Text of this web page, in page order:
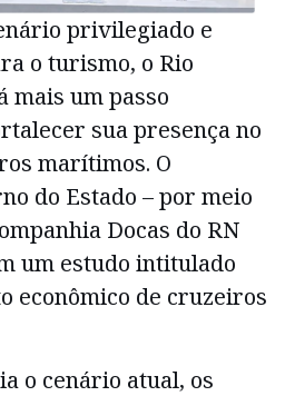
privilegiado e
o turismo, o Rio
mais um passo
sua presença no
marítimos. O
do Estado – por meio
Docas do RN
um estudo intitulado
econômico de cruzeiros
o cenário atual, os